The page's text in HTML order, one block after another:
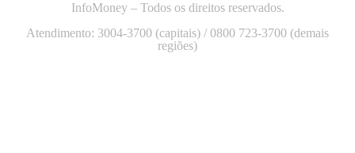
InfoMoney – Todos os direitos reservados.
Atendimento: 3004-3700 (capitais) / 0800 723-3700 (demais
regiões)